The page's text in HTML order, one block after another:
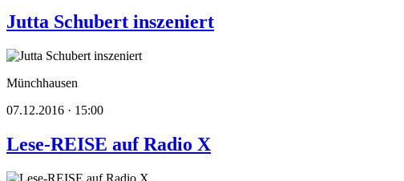
Jutta Schubert inszeniert
Münchhausen
07.12.2016 · 15:00
Lese-REISE auf Radio X